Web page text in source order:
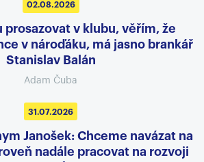
02.08.2026
prosazovat v klubu, věřím, že
v nároďáku, má jasno brankář
Stanislav Balán
Adam Čuba
31.07.2026
Janošek: Chceme navázat na
nadále pracovat na rozvoji